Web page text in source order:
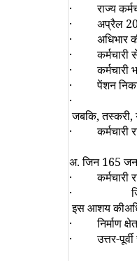
·राज्य
· अप्रैल
· अधिभार
·
·कर्मचारी
·पेंशन
जबकि,तस्करी,
·
अ. जिन165
·कर्मचारी
·
इस आशय
·निर्माण
·उत्तर-